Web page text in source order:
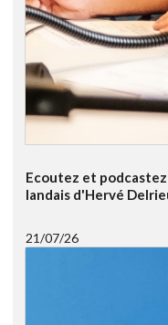
Ecoutez et
landais d'Hervé
21/07/26